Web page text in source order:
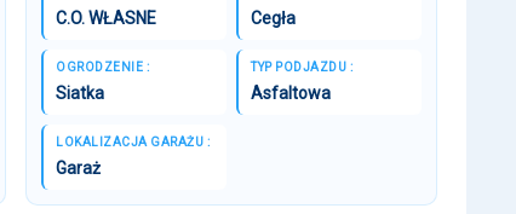
C.O. WŁASNE Cegła
OGRODZENIE :
Siatka
TYP PODJAZDU :
Asfaltowa
LOKALIZACJA GARAŻU :
Garaż